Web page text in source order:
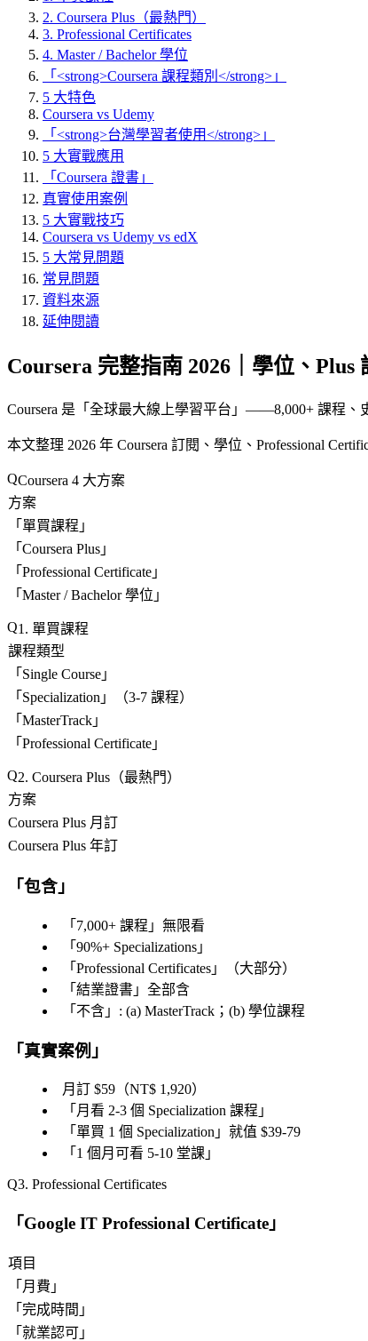
2. Coursera Plus（最熱門）
3. Professional Certificates
4. Master / Bachelor 學位
「<strong>Coursera 課程類別</strong>」
5 大特色
Coursera vs Udemy
「<strong>台灣學習者使用</strong>」
5 大實戰應用
「Coursera 證書」
真實使用案例
5 大實戰技巧
Coursera vs Udemy vs edX
5 大常見問題
常見問題
資料來源
延伸閱讀
Coursera 完整指南 2026｜學位、Plus
Coursera 是「 全球最大線上學習平台 」——8,000+ 課程、
本文整理 2026 年 Coursera 訂閱、學位、Professional
Coursera 4 大方案
方案
「 單買課程 」
「 Coursera Plus 」
「 Professional Certificate 」
「 Master / Bachelor 學位 」
1. 單買課程
課程類型
「 Single Course 」
「 Specialization 」（3-7 課程）
「 MasterTrack 」
「 Professional Certificate 」
2. Coursera Plus（最熱門）
方案
Coursera Plus 月訂
Coursera Plus 年訂
「包含 」
「 7,000+ 課程 」無限看
「 90%+ Specializations 」
「 Professional Certificates 」（大部分）
「 結業證書 」全部含
「 不含 」: (a) MasterTrack；(b) 學位課程
「真實案例 」
月訂 $59（NT$ 1,920）
「 月看 2-3 個 Specialization 課程 」
「 單買 1 個 Specialization 」就值 $39-79
「 1 個月可看 5-10 堂課 」
3. Professional Certificates
「 Google IT Professional Certificate 」
項目
「 月費 」
「 完成時間 」
「 就業認可 」